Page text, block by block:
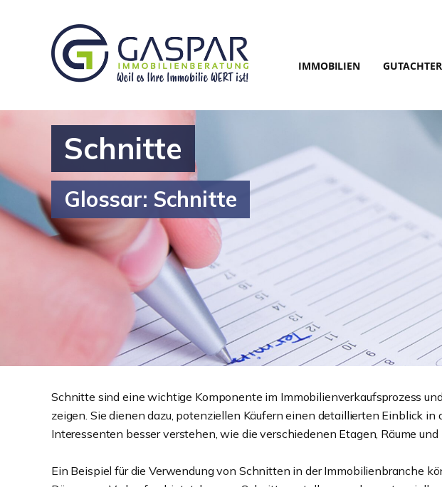
IMMOBILIEN GUTACHTER
Schnitte
Glossar: Schnitte
Schnitte sind eine wichtige Komponente im Immobilienverkaufsprozess
zeigen. Sie dienen dazu, potenziellen Käufern einen detaillierten Einblick
Interessenten besser verstehen, wie die verschiedenen Etagen, Räume
Ein Beispiel für die Verwendung von Schnitten in der Immobilienbranche